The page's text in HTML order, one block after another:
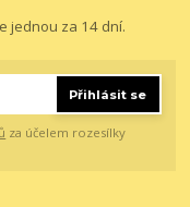
jednou za 14 dní.
Přihlásit se
za účelem rozesílky